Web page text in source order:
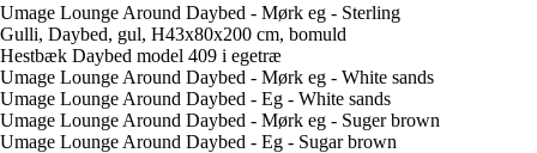
Umage Lounge Around Daybed - Mørk eg - Sterling
Gulli, Daybed, gul, H43x80x200 cm, bomuld
Hestbæk Daybed model 409 i egetræ
Umage Lounge Around Daybed - Mørk eg - White sands
Umage Lounge Around Daybed - Eg - White sands
Umage Lounge Around Daybed - Mørk eg - Suger brown
Umage Lounge Around Daybed - Eg - Sugar brown